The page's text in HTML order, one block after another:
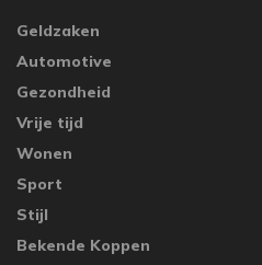
Geldzaken
Automotive
Gezondheid
Vrije tijd
Wonen
Sport
Stijl
Bekende Koppen